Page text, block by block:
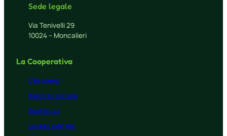
Sede legale
Via Tenivelli 29
10024 – Moncalieri
La Cooperativa
Chi siamo
Bilancio sociale
Sostienici
Lavora con noi